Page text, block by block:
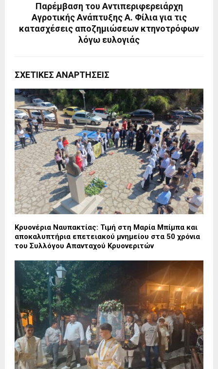
Παρέμβαση του Αντιπεριφερειάρχη
Αγροτικής Ανάπτυξης Α. Φίλια για τις
κατασχέσεις αποζημιώσεων κτηνοτρόφων
λόγω ευλογιάς
ΣΧΕΤΙΚΈΣ ΑΝΑΡΤΉΣΕΙΣ
Κρυονέρια Ναυπακτίας: Τιμή στη Μαρία Μπίμπα και
αποκαλυπτήρια επετειακού μνημείου στα 50 χρόνια
του Συλλόγου Απανταχού Κρυονεριτών